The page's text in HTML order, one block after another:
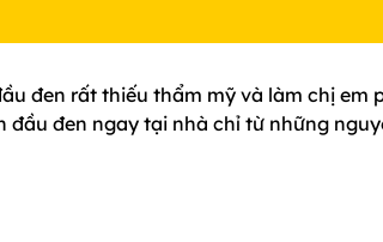
đen rất thiếu thẩm mỹ và làm chị em
đầu đen ngay tại nhà chỉ từ những